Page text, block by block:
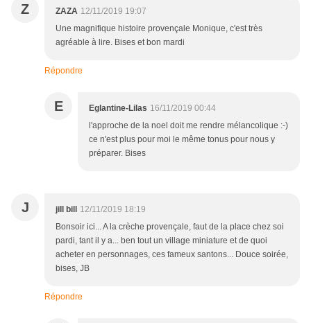
Z ZAZA 12/11/2019 19:07
Une magnifique histoire provençale Monique, c'est très
agréable à lire. Bises et bon mardi
Répondre
E Eglantine-Lilas 16/11/2019 00:44
l'approche de la noel doit me rendre mélancolique :-)
ce n'est plus pour moi le même tonus pour nous y
préparer. Bises
J jill bill 12/11/2019 18:19
Bonsoir ici... A la crèche provençale, faut de la place chez soi
pardi, tant il y a... ben tout un village miniature et de quoi
acheter en personnages, ces fameux santons... Douce soirée,
bises, JB
Répondre